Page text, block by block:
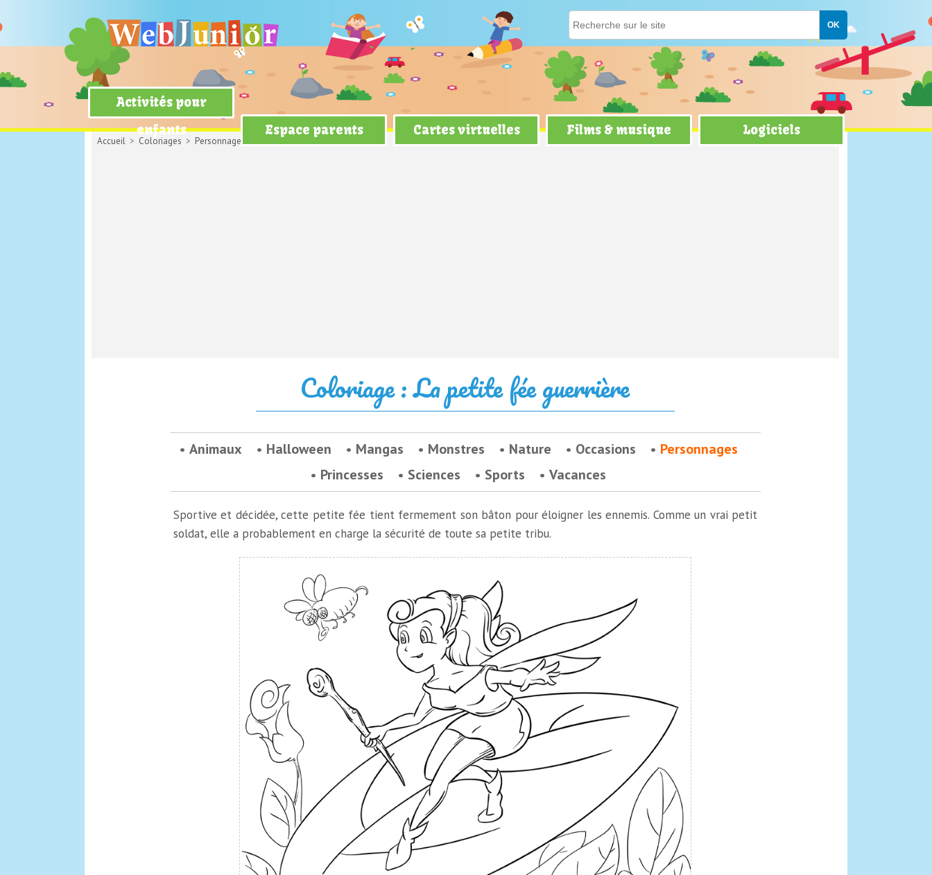
Activités pour
enfants
Espace parents Cartes virtuelles Films & musique Logiciels
Accueil > Coloriages > Personnages > La petite fée guerrière
Coloriage : La petite fée guerrière
Animaux Halloween Mangas Monstres Nature Occasions
Personnages
Princesses
Sciences Sports Vacances
Sportive et décidée, cette petite fée tient fermement son bâton pour éloigner les ennemis. Comme un vrai petit
soldat, elle a probablement en charge la sécurité de toute sa petite tribu.